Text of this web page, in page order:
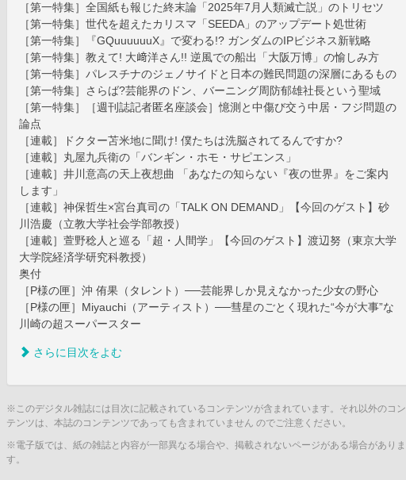
［第一特集］全国紙も報じた終末論「2025年7月人類滅亡説」のトリセツ
［第一特集］世代を超えたカリスマ「SEEDA」のアップデート処世術
［第一特集］『GQuuuuuuX』で変わる!? ガンダムのIPビジネス新戦略
［第一特集］教えて! 大﨑洋さん!! 逆風での船出「大阪万博」の愉しみ方
［第一特集］パレスチナのジェノサイドと日本の難民問題の深層にあるもの
［第一特集］さらば?芸能界のドン、バーニング周防郁雄社長という聖域
［第一特集］［週刊誌記者匿名座談会］憶測と中傷び交う中居・フジ問題の
論点
［連載］ドクター苫米地に聞け! 僕たちは洗脳されてるんですか?
［連載］丸屋九兵衛の「バンギン・ホモ・サピエンス」
［連載］井川意高の天上夜想曲 「あなたの知らない『夜の世界』をご案内
します」
［連載］神保哲生×宮台真司の「TALK ON DEMAND」【今回のゲスト】砂
川浩慶（立教大学社会学部教授）
［連載］萱野稔人と巡る「超・人間学」【今回のゲスト】渡辺努（東京大学
大学院経済学研究科教授）
奥付
［P様の匣］沖 侑果（タレント）──芸能界しか見えなかった少女の野心
［P様の匣］Miyauchi（アーティスト）──彗星のごとく現れた“今が大事”な
川崎の超スーパースター
さらに目次をよむ
※このデジタル雑誌には目次に記載されているコンテンツが含まれています。それ以外のコン
テンツは、本誌のコンテンツであっても含まれていません のでご注意ください。
※電子版では、紙の雑誌と内容が一部異なる場合や、掲載されないページがある場合がありま
す。